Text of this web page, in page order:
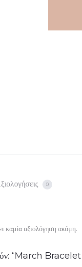
0
καμία αξιολόγηση ακόμη.
“March